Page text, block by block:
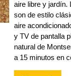
aire libre y jardín.
son de estilo
aire
y TV de pantalla
natural de
a 15 minutos en